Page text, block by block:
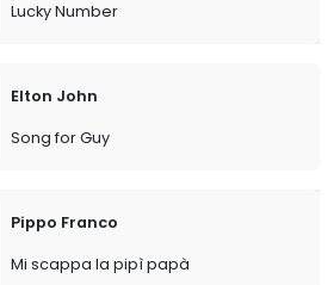
Lucky Number
Elton John
Song for Guy
Pippo Franco
Mi scappa la pipì papà